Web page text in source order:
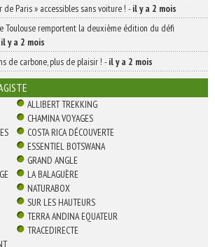
Paris » accessibles sans voiture ! -il y a 2 mois
Toulouse remportent la deuxième édition du défi
il y a 2 mois
de carbone, plus de plaisir ! -il y a 2 mois
ALLIBERT TREKKING
CHAMINA VOYAGES
COSTA RICA DÉCOUVERTE
ESSENTIEL BOTSWANA
GRAND ANGLE
LA BALAGUÈRE
NATURABOX
SUR LES HAUTEURS
TERRA ANDINA EQUATEUR
TRACEDIRECTE